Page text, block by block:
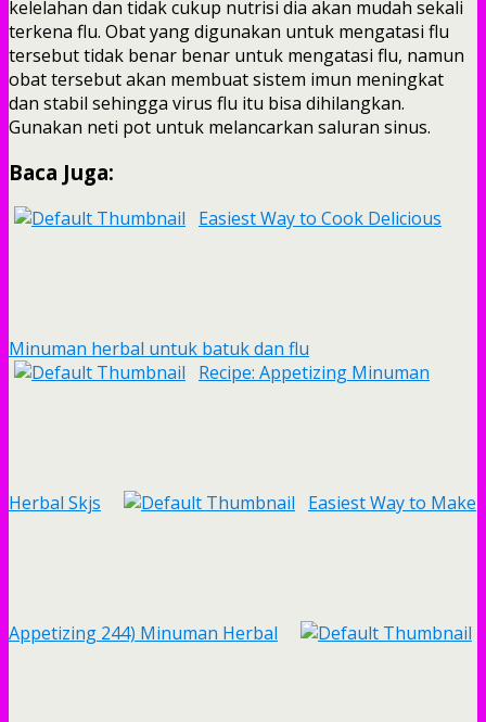
kelelahan dan tidak cukup nutrisi dia akan mudah sekali
terkena flu. Obat yang digunakan untuk mengatasi flu
tersebut tidak benar benar untuk mengatasi flu, namun
obat tersebut akan membuat sistem imun meningkat
dan stabil sehingga virus flu itu bisa dihilangkan.
Gunakan neti pot untuk melancarkan saluran sinus.
Baca Juga:
Easiest Way to Cook Delicious
Minuman herbal untuk batuk dan flu
Recipe: Appetizing Minuman
Herbal Skjs Easiest Way to Make
Appetizing 244) Minuman Herbal